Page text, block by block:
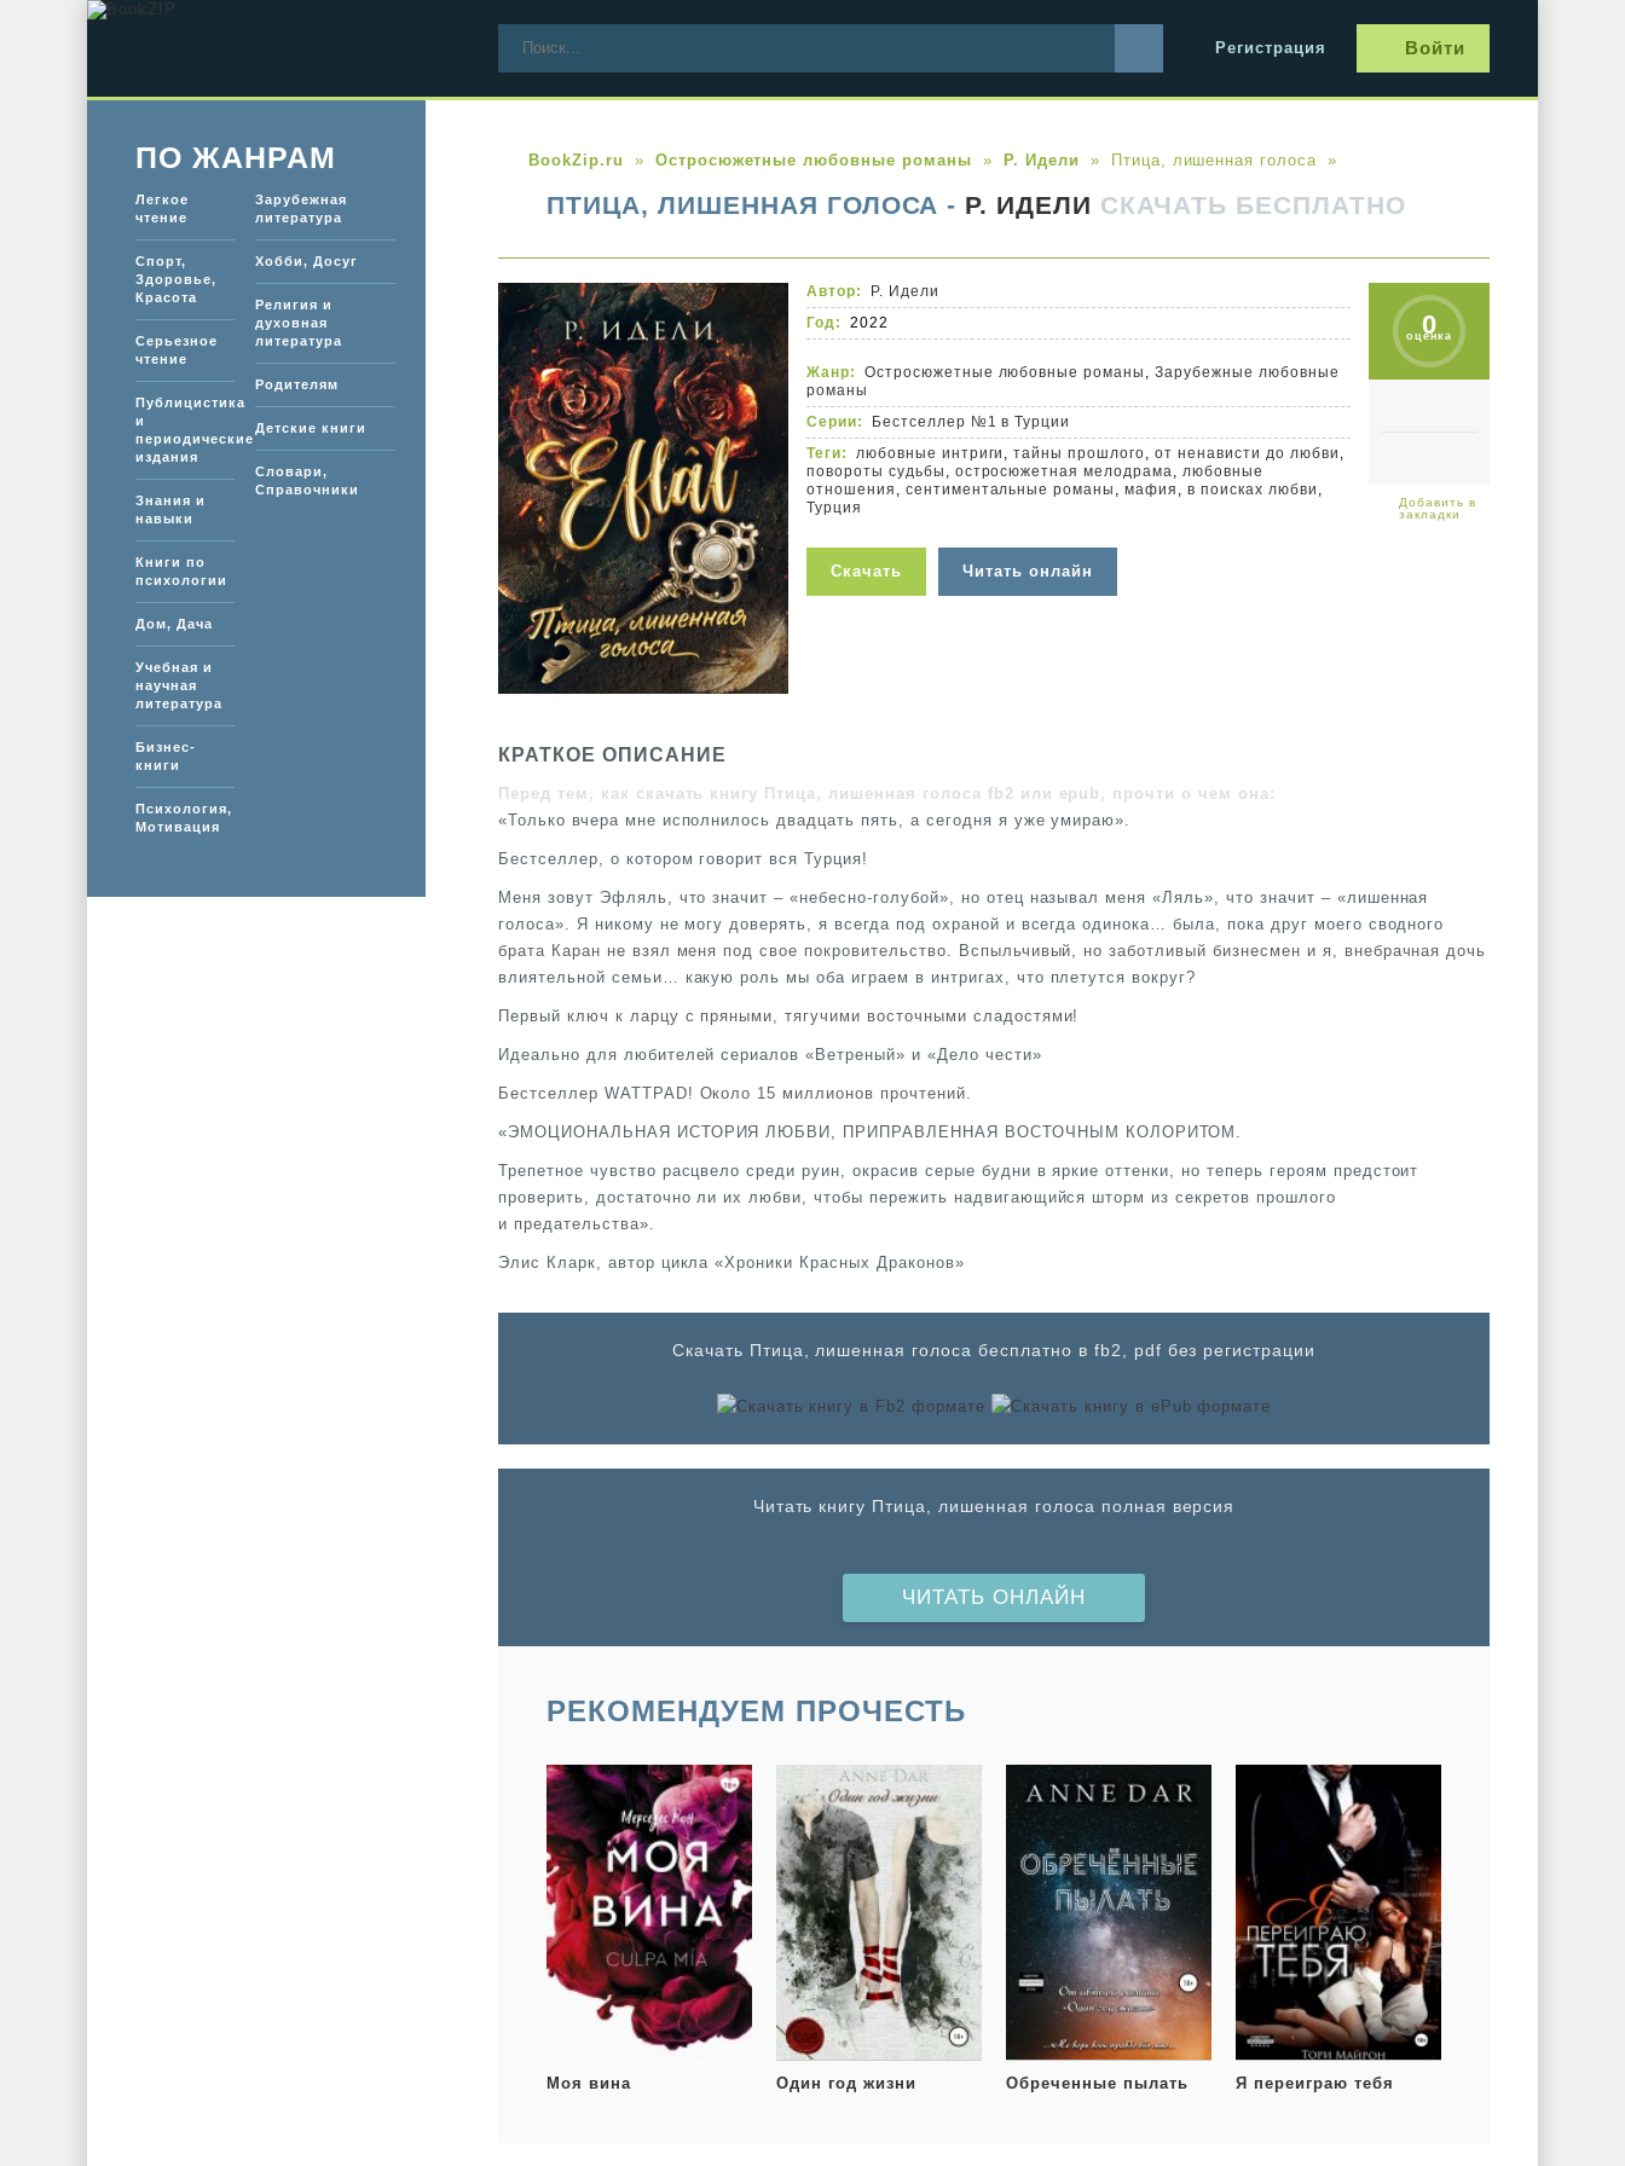
Регистрация Войти
BookZip.ru Остросюжетные любовные романы Р. Идели Птица, лишенная голоса
ПТИЦА, ЛИШЕННАЯ ГОЛОСА - Р. ИДЕЛИ СКАЧАТЬ БЕСПЛАТНО
0
оценка
Автор:
Р. Идели
Год:
2022
Жанр: Остросюжетные любовные романы ,Зарубежные любовные
романы
Серии:
Бестселлер №1 в Турции
Теги:
любовные интриги ,тайны прошлого,от ненависти до любви ,
повороты судьбы , остросюжетная мелодрама, любовные
отношения , сентиментальные романы ,мафия , в поисках любви ,
Турция
Скачать Читать онлайн
КРАТКОЕ ОПИСАНИЕ
Перед тем, как скачать книгу Птица, лишенная голоса fb2 или epub, прочти о чем она:
«Только вчера мне исполнилось двадцать пять, а сегодня я уже умираю».
Бестселлер, о котором говорит вся Турция!
Меня зовут Эфляль, что значит – «небесно-голубой», но отец называл меня «Ляль», что значит – «лишенная
голоса». Я никому не могу доверять, я всегда под охраной и всегда одинока… была, пока друг моего сводного
брата Каран не взял меня под свое покровительство. Вспыльчивый, но заботливый бизнесмен и я, внебрачная дочь
влиятельной семьи… какую роль мы оба играем в интригах, что плетутся вокруг?
Первый ключ к ларцу с пряными, тягучими восточными сладостями!
Идеально для любителей сериалов «Ветреный» и «Дело чести»
Бестселлер WATTPAD! Около 15 миллионов прочтений.
«ЭМОЦИОНАЛЬНАЯ ИСТОРИЯ ЛЮБВИ, ПРИПРАВЛЕННАЯ ВОСТОЧНЫМ КОЛОРИТОМ.
Трепетное чувство расцвело среди руин, окрасив серые будни в яркие оттенки, но теперь героям предстоит
проверить, достаточно ли их любви, чтобы пережить надвигающийся шторм из секретов прошлого
и предательства».
Элис Кларк, автор цикла «Хроники Красных Драконов»
Cкачать Птица, лишенная голоса бесплатно в fb2, pdf без регистрации
Читать книгу Птица, лишенная голоса полная версия
ЧИТАТЬ ОНЛАЙН
РЕКОМЕНДУЕМ ПРОЧЕСТЬ
Моя вина Один год жизни Обреченные пылать Я переиграю тебя
ПО ЖАНРАМ
Легкое
чтение
Спорт,
Здоровье,
Красота
Серьезное
чтение
Публицистика
и
периодические
издания
Знания и
навыки
Книги по
психологии
Дом, Дача
Учебная и
научная
литература
Бизнес-
книги
Психология,
Мотивация
Зарубежная
литература
Хобби, Досуг
Религия и
духовная
литература
Родителям
Детские книги
Словари,
Справочники